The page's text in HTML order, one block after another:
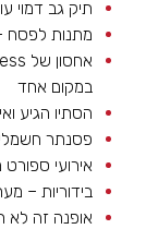
תיק גב דמוי
מתנות לפסח
במקום אחד
הסתיו הגיע
פסנתר
אירועי
בידוריות –
אופנה זה לא